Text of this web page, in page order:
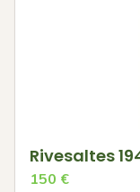
Rivesaltes
150 €